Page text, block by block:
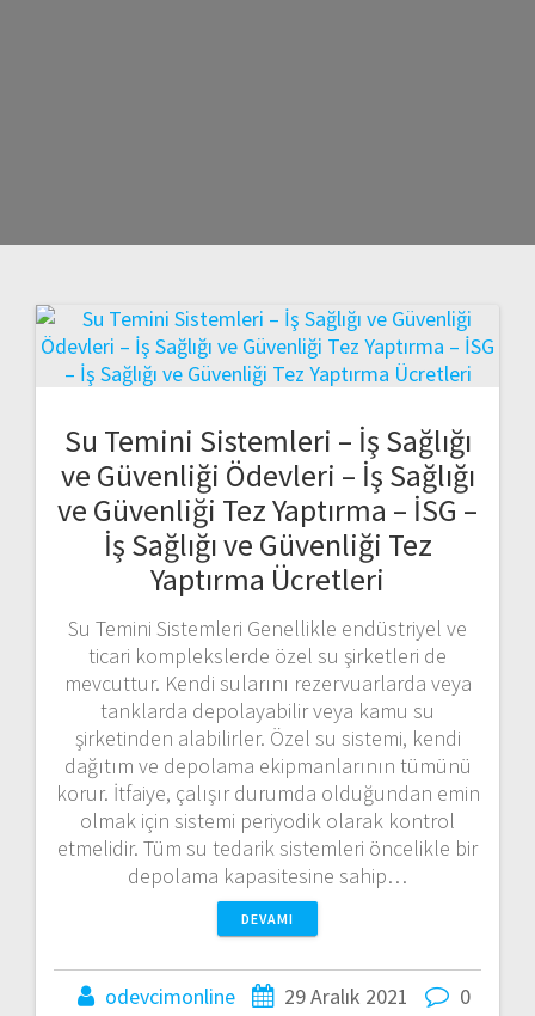
Su Temini Sistemleri – İş Sağlığı
ve Güvenliği Ödevleri – İş Sağlığı
ve Güvenliği Tez Yaptırma – İSG –
İş Sağlığı ve Güvenliği Tez
Yaptırma Ücretleri
Su Temini Sistemleri Genellikle endüstriyel ve
ticari komplekslerde özel su şirketleri de
mevcuttur. Kendi sularını rezervuarlarda veya
tanklarda depolayabilir veya kamu su
şirketinden alabilirler. Özel su sistemi, kendi
dağıtım ve depolama ekipmanlarının tümünü
korur. İtfaiye, çalışır durumda olduğundan emin
olmak için sistemi periyodik olarak kontrol
etmelidir. Tüm su tedarik sistemleri öncelikle bir
depolama kapasitesine sahip…
DEVAMI
odevcimonline 29 Aralık 2021 0